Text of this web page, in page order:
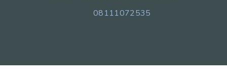
08111072535